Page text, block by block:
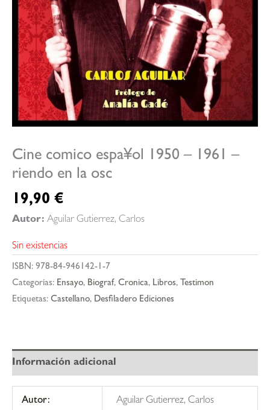
Cine comico espa¥ol 1950 – 1961 –
riendo en la osc
19,90 €
Autor: Aguilar Gutierrez, Carlos
Sin existencias
ISBN: 978-84-946142-1-7
Categorías: Ensayo, Biograf, Cronica, Libros, Testimon
Etiquetas: Castellano, Desfiladero Ediciones
Información adicional
Autor: Aguilar Gutierrez, Carlos